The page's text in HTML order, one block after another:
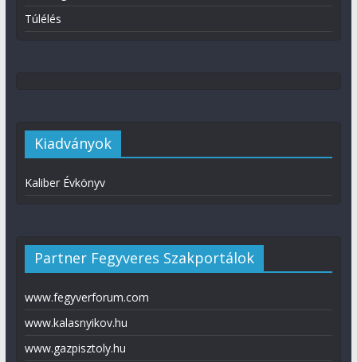
Túlélés
Kiadványok
Kaliber Évkönyv
Partner Fegyveres Szakportálok
www.fegyverforum.com
www.kalasnyikov.hu
www.gazpisztoly.hu